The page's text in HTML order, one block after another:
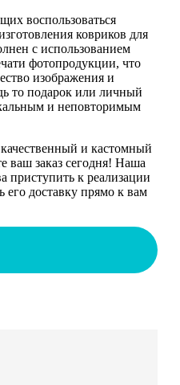
воспользоваться
ковриков для
с использованием
фотопродукции, что
изображения и
то подарок или личный
и неповторимым
и кастомный
ваш заказ сегодня! Наша
приступить к реализации
его доставку прямо к вам